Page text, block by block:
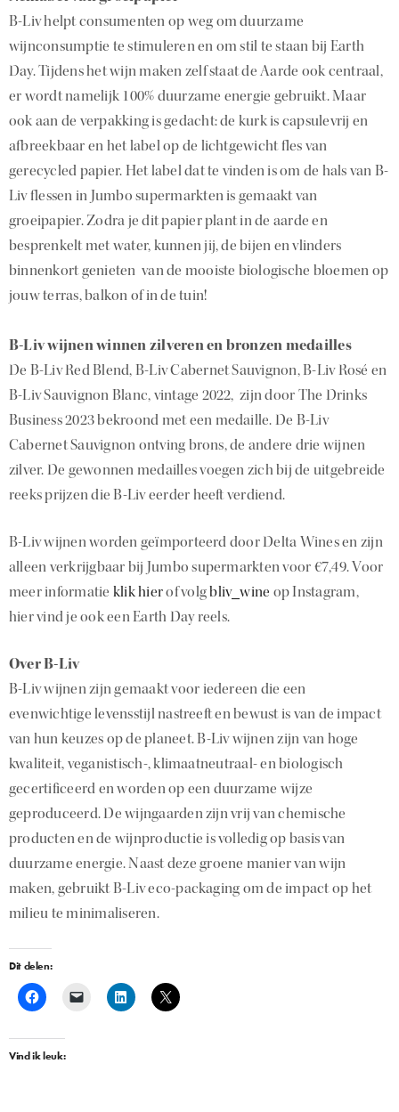
B-Liv helpt consumenten op weg om duurzame
wijnconsumptie te stimuleren en om stil te staan bij Earth
Day. Tijdens het wijn maken zelf staat de Aarde ook centraal,
er wordt namelijk 100% duurzame energie gebruikt. Maar
ook aan de verpakking is gedacht: de kurk is capsulevrij en
afbreekbaar en het label op de lichtgewicht fles van
gerecycled papier. Het label dat te vinden is om de hals van B-
Liv flessen in Jumbo supermarkten is gemaakt van
groeipapier. Zodra je dit papier plant in de aarde en
besprenkelt met water, kunnen jij, de bijen en vlinders
binnenkort genieten van de mooiste biologische bloemen op
jouw terras, balkon of in de tuin!
B-Liv wijnen winnen zilveren en bronzen medailles
De B-Liv Red Blend, B-Liv Cabernet Sauvignon, B-Liv Rosé en
B-Liv Sauvignon Blanc, vintage 2022, zijn door The Drinks
Business 2023 bekroond met een medaille. De B-Liv
Cabernet Sauvignon ontving brons, de andere drie wijnen
zilver. De gewonnen medailles voegen zich bij de uitgebreide
reeks prijzen die B-Liv eerder heeft verdiend.
B-Liv wijnen worden geïmporteerd door Delta Wines en zijn
alleen verkrijgbaar bij Jumbo supermarkten voor €7,49. Voor
meer informatie klik hierof volgbliv_wine op Instagram,
hier vind je ook een Earth Day reels.
Over B-Liv
B-Liv wijnen zijn gemaakt voor iedereen die een
evenwichtige levensstijl nastreeft en bewust is van de impact
van hun keuzes op de planeet. B-Liv wijnen zijn van hoge
kwaliteit, veganistisch-, klimaatneutraal- en biologisch
gecertificeerd en worden op een duurzame wijze
geproduceerd. De wijngaarden zijn vrij van chemische
producten en de wijnproductie is volledig op basis van
duurzame energie. Naast deze groene manier van wijn
maken, gebruikt B-Liv eco-packaging om de impact op het
milieu te minimaliseren.
Dit delen:
Vind ik leuk: